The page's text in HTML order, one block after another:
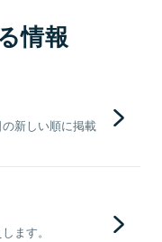
情報
新しい順に掲載
ます。